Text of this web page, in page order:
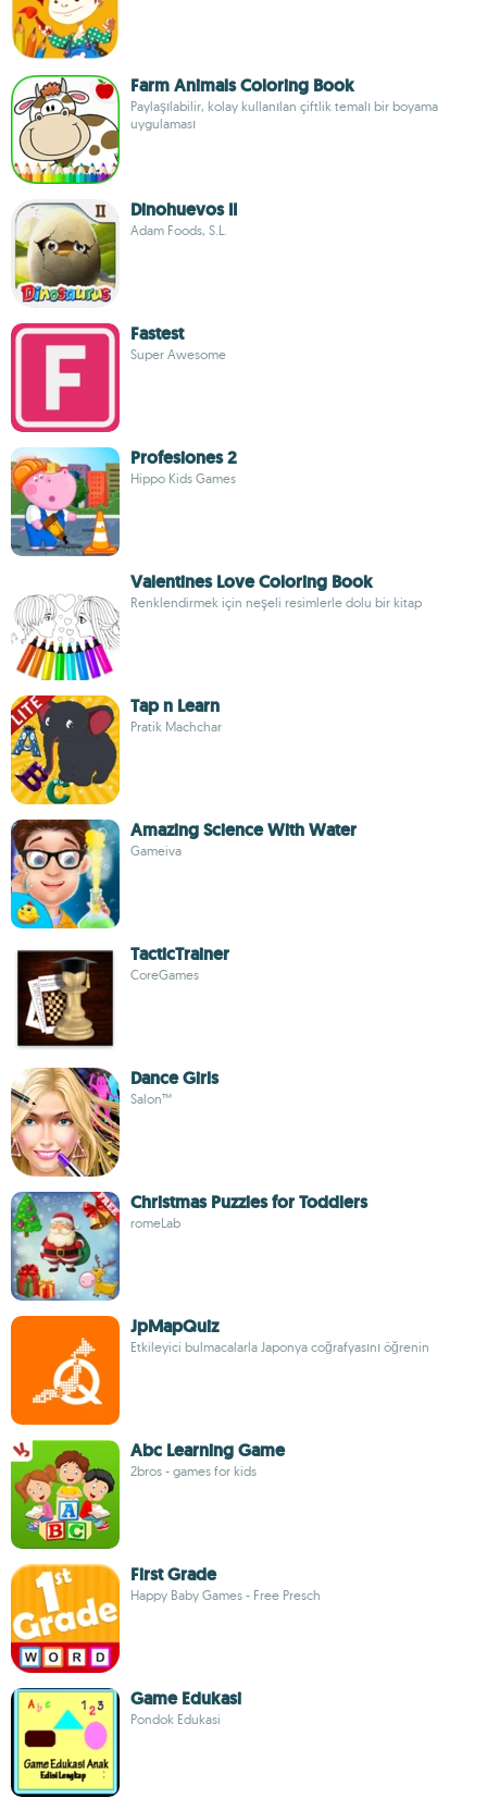
Farm Animals Coloring Book
Paylaşılabilir, kolay kullanılan çiftlik temalı bir boyama
uygulaması
Dinohuevos II
Adam Foods, S.L.
Fastest
Super Awesome
Profesiones 2
Hippo Kids Games
Valentines Love Coloring Book
Renklendirmek için neşeli resimlerle dolu bir kitap
Tap n Learn
Pratik Machchar
Amazing Science With Water
Gameiva
TacticTrainer
CoreGames
Dance Girls
Salon™
Christmas Puzzles for Toddlers
romeLab
JpMapQuiz
Etkileyici bulmacalarla Japonya coğrafyasını öğrenin
Abc Learning Game
2bros - games for kids
First Grade
Happy Baby Games - Free Presch
Game Edukasi
Pondok Edukasi